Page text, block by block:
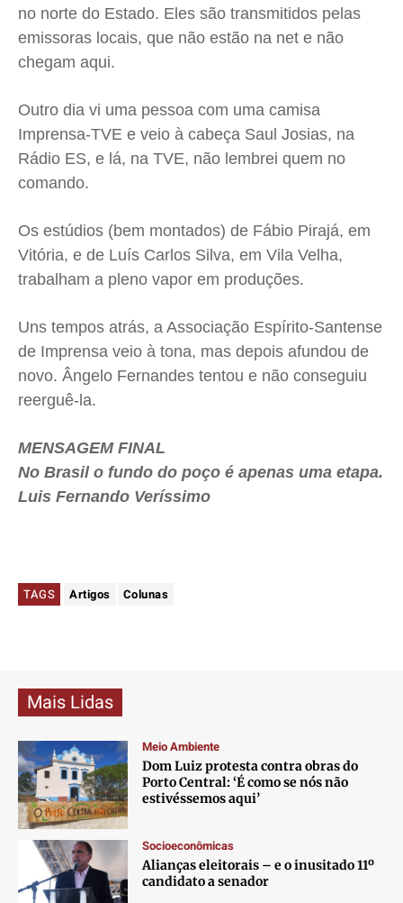
no norte do Estado. Eles são transmitidos pelas
emissoras locais, que não estão na net e não
chegam aqui.
Outro dia vi uma pessoa com uma camisa
Imprensa-TVE e veio à cabeça Saul Josias, na
Rádio ES, e lá, na TVE, não lembrei quem no
comando.
Os estúdios (bem montados) de Fábio Pirajá, em
Vitória, e de Luís Carlos Silva, em Vila Velha,
trabalham a pleno vapor em produções.
Uns tempos atrás, a Associação Espírito-Santense
de Imprensa veio à tona, mas depois afundou de
novo. Ângelo Fernandes tentou e não conseguiu
reerguê-la.
MENSAGEM FINAL
No Brasil o fundo do poço é apenas uma etapa.
Luis Fernando Veríssimo
TAGS Artigos Colunas
Mais Lidas
Meio Ambiente
Dom Luiz protesta contra obras do
Porto Central: ‘É como se nós não
estivéssemos aqui’
Socioeconômicas
Alianças eleitorais – e o inusitado 11º
candidato a senador